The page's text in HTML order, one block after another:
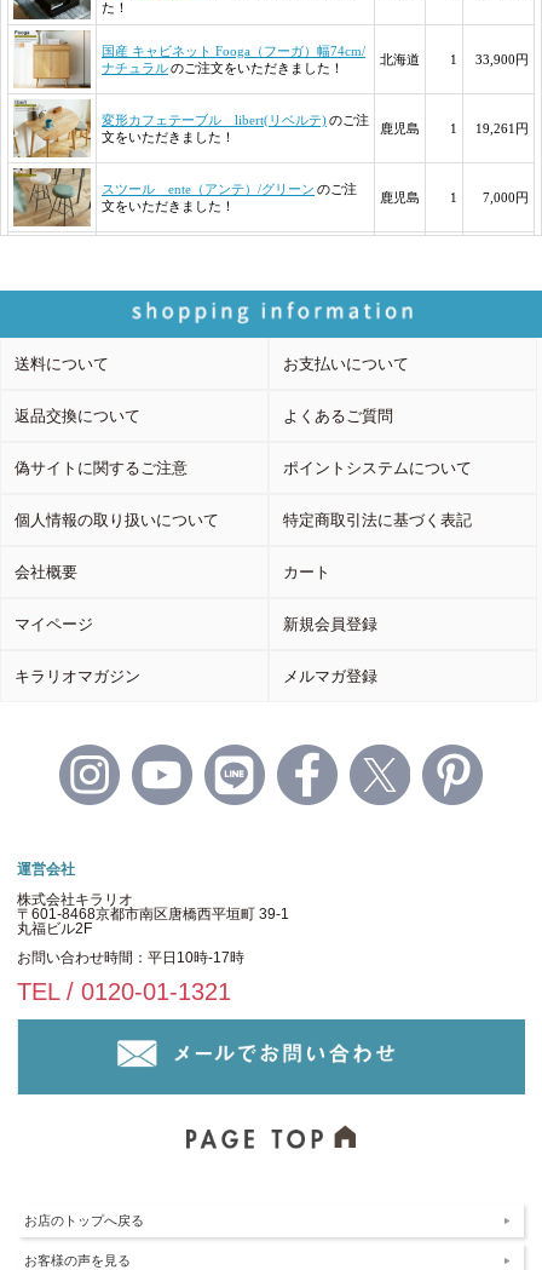
送料について お支払いについて
返品交換について よくあるご質問
偽サイトに関するご注意 ポイントシステムについて
個人情報の取り扱いについて 特定商取引法に基づく表記
会社概要 カート
マイページ 新規会員登録
キラリオマガジン メルマガ登録
運営会社
株式会社キラリオ
〒601-8468京都市南区唐橋西平垣町 39-1
丸福ビル2F
お問い合わせ時間：平日10時-17時
TEL / 0120-01-1321
お店のトップへ戻る
お客様の声を見る